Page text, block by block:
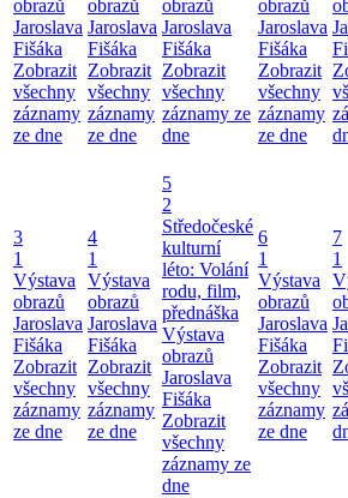
obrazů
Jaroslava
Fišáka
Zobrazit
všechny
záznamy
ze dne
obrazů
Jaroslava
Fišáka
Zobrazit
všechny
záznamy
ze dne
obrazů
Jaroslava
Fišáka
Zobrazit
všechny
záznamy ze
dne
obrazů
Jaroslava
Fišáka
Zobrazit
všechny
záznamy
ze dne
3
1
Výstava
obrazů
Jaroslava
Fišáka
Zobrazit
všechny
záznamy
ze dne
4
1
Výstava
obrazů
Jaroslava
Fišáka
Zobrazit
všechny
záznamy
ze dne
5
2
Středočeské
kulturní
léto: Volání
rodu, film,
přednáška
Výstava
obrazů
Jaroslava
Fišáka
Zobrazit
všechny
záznamy ze
dne
6
1
Výstava
obrazů
Jaroslava
Fišáka
Zobrazit
všechny
záznamy
ze dne
7
1